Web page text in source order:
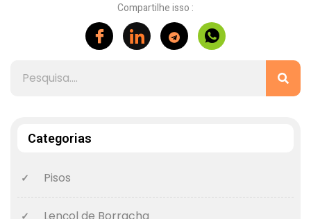
Compartilhe isso :
Categorias
Pisos